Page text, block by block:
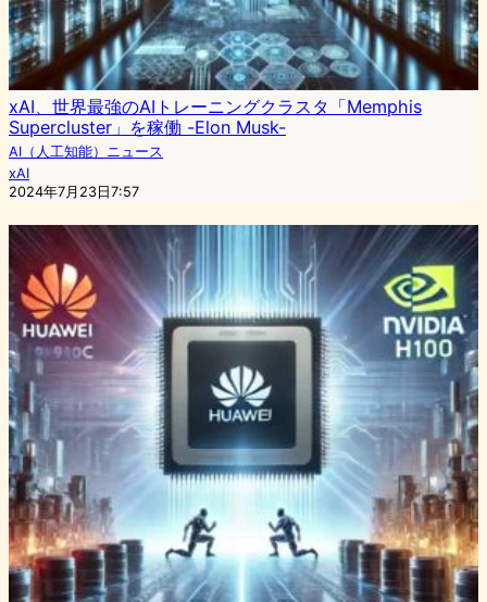
xAI、世界最強のAIトレーニングクラスタ「Memphis
Supercluster」を稼働 -Elon Musk-
AI（人工知能）ニュース
xAI
2024年7月23日7:57